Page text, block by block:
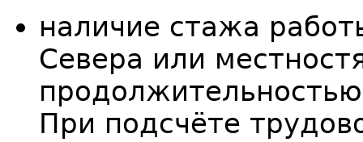
наличие стажа
Севера или
При подсчёте